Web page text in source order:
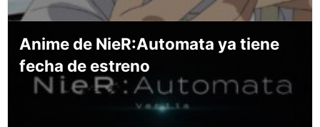
Anime de NieR:Automata ya tiene
fecha de estreno